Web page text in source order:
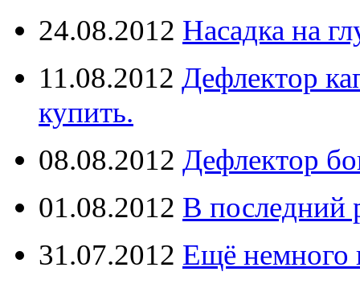
24.08.2012 Насадка на
11.08.2012 Дефлектор
купить.
08.08.2012 Дефлектор
01.08.2012 В последний
31.07.2012 Ещё немного